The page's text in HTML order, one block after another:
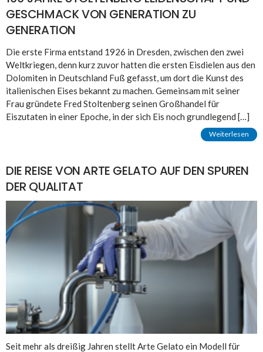
GESCHMACK VON GENERATION ZU
GENERATION
Die erste Firma entstand 1926 in Dresden, zwischen den zwei
Weltkriegen, denn kurz zuvor hatten die ersten Eisdielen aus den
Dolomiten in Deutschland Fuß gefasst, um dort die Kunst des
italienischen Eises bekannt zu machen. Gemeinsam mit seiner
Frau gründete Fred Stoltenberg seinen Großhandel für
Eiszutaten in einer Epoche, in der sich Eis noch grundlegend […]
Weiterlesen
DIE REISE VON ARTE GELATO AUF DEN SPUREN
DER QUALITAT
Seit mehr als dreißig Jahren stellt Arte Gelato ein Modell für